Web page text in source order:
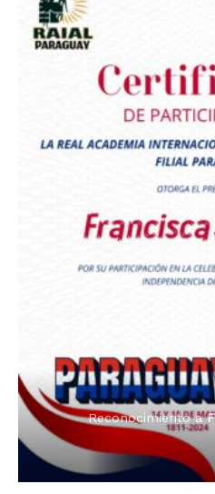
Dama de
Reconocimiento a
Reconocimiento a
Premio
Reconocimiento a